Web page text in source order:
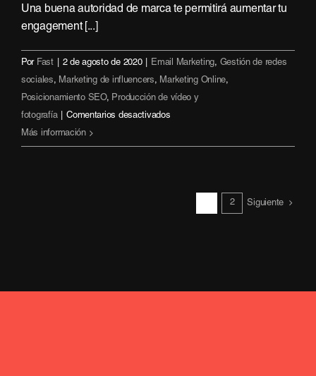
Una buena autoridad de marca te permitirá aumentar tu
engagement [...]
Por Fast 2 de agosto de 2020 Email Marketing, Gestión de redes
sociales, Marketing de influencers, Marketing Online,
Posicionamiento SEO, Producción de vídeo y
fotografía Comentarios desactivadosen
Más información
2 Siguiente